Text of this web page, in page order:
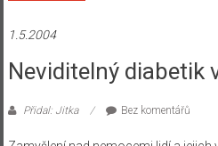
1.5.2004
Neviditelný diabetik
Přidal: Jitka Bez komentářů